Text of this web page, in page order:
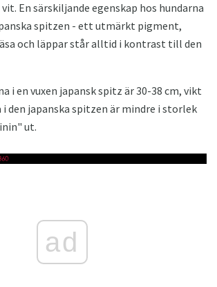
En särskiljande egenskap hos hundarna
spitzen - ett utmärkt pigment,
och läppar står alltid i kontrast till den
i en vuxen japansk spitz är 30-38 cm, vikt
i den japanska spitzen är mindre i storlek
ut.
ad